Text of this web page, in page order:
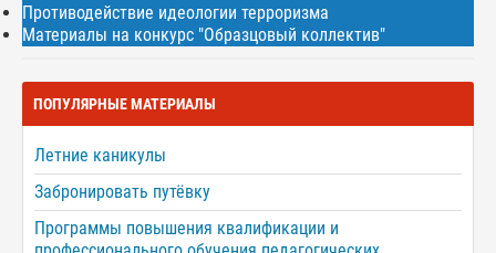
Противодействие идеологии терроризма
Материалы на конкурс "Образцовый коллектив"
ПОПУЛЯРНЫЕ МАТЕРИАЛЫ
Летние каникулы
Забронировать путёвку
Программы повышения квалификации и